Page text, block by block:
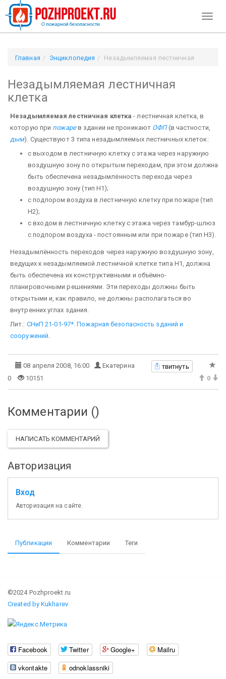
Главная Энциклопедия
Незадымляемая лестничная
Незадымляемая лестничная
клетка
Незадымляемая лестничная клетка - лестничная клетка, в
которую при пожарев здании не проникают ОФП(в частности,
дым). Существуют 3 типа незадымляемых лестничных клеток:
с выходом в лестничную клетку с этажа через наружную
воздушную зону по открытым переходам, при этом должна
быть обеспечена незадымлённость перехода через
воздушную зону (тип H1);
с подпором воздуха в лестничную клетку при пожаре (тип
Н2);
с входом в лестничную клетку с этажа через тамбур-шлюз
с подпором воздуха - постоянным или при пожаре (тип Н3).
Незадымлённость переходов через наружную воздушную зону,
ведущих к незадымляемой лестничной клетке типа H1, должна
быть обеспечена их конструктивными и объёмно-
планировочными решениями. Эти пере­ходы должны быть
открытыми и, как правило, не должны располагаться во
внутренних углах здания.
Лит.: СНиП 21-01-97*. Пожарная безопасность зданий и
сооружений.
08 апреля 2008, 16:00 Екатерина твитнуть
0 10151 0
Комментарии ()
НАПИСАТЬ КОММЕНТАРИЙ
Авторизация
Вход
Авторизация на сайте.
Публикации Комментарии Теги
©2024 Pozhproekt.ru
Created by Kukharev
Facebook Twitter Google+
Mailru
vkontakte
odnoklassniki